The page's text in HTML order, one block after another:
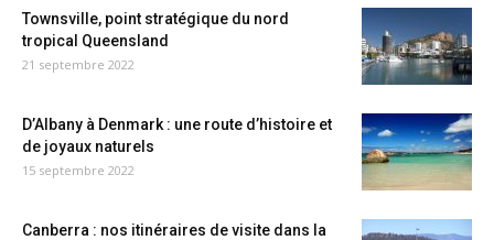
Townsville, point stratégique du nord
tropical Queensland
21 septembre 2022
D’Albany à Denmark : une route d’histoire et
de joyaux naturels
15 septembre 2022
Canberra : nos itinéraires de visite dans la